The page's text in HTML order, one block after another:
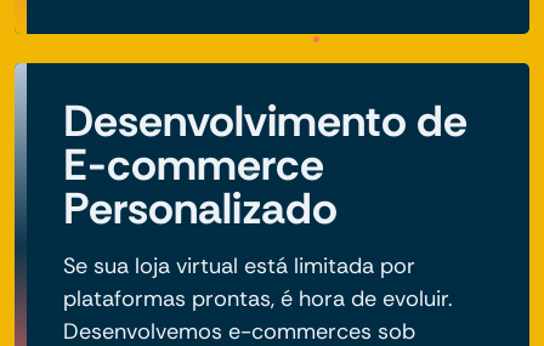
Desenvolvimento de
E-commerce
Personalizado
Se sua loja virtual está limitada por
plataformas prontas, é hora de evoluir.
Desenvolvemos e-commerces sob